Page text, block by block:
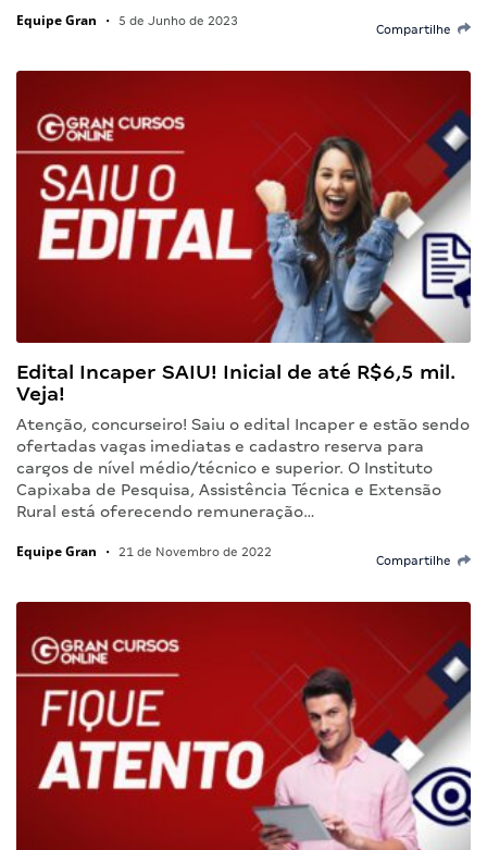
Equipe Gran • 5 de Junho de 2023
Compartilhe
Edital Incaper SAIU! Inicial de até R$6,5 mil.
Veja!
Atenção, concurseiro! Saiu o edital Incaper e estão sendo
ofertadas vagas imediatas e cadastro reserva para
cargos de nível médio/técnico e superior. O Instituto
Capixaba de Pesquisa, Assistência Técnica e Extensão
Rural está oferecendo remuneração…
Equipe Gran • 21 de Novembro de 2022
Compartilhe